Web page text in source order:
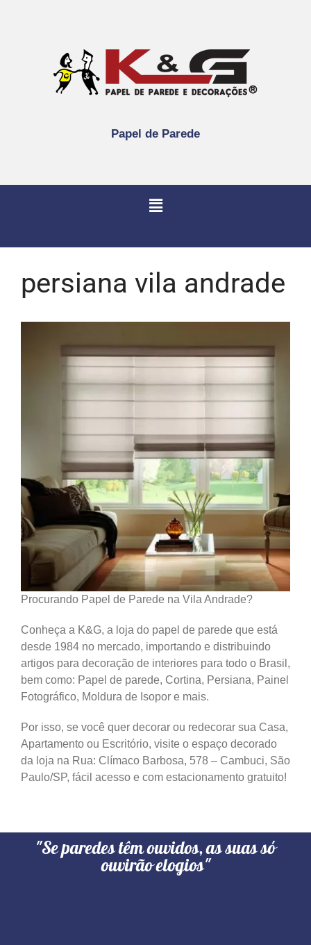
Papel de Parede
persiana vila andrade
Procurando Papel de Parede na Vila Andrade?
Conheça a K&G, a loja do papel de parede que está
desde 1984 no mercado, importando e distribuindo
artigos para decoração de interiores para todo o Brasil,
bem como: Papel de parede, Cortina, Persiana, Painel
Fotográfico, Moldura de Isopor e mais.
Por isso, se você quer decorar ou redecorar sua Casa,
Apartamento ou Escritório, visite o espaço decorado
da loja na Rua: Clímaco Barbosa, 578 – Cambuci, São
Paulo/SP, fácil acesso e com estacionamento gratuito!
"Se paredes têm ouvidos, as suas só
ouvirão elogios"